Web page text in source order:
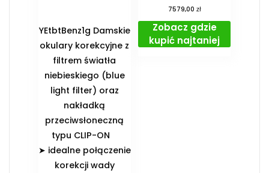
YEtbtBenz1g Damskie
okulary korekcyjne z
filtrem światła
niebieskiego (blue
light filter) oraz
nakładką
przeciwsłoneczną
typu CLIP-ON
➤ idealne połączenie
korekcji wady
7579,00 zł
Zobacz gdzie
kupić najtaniej